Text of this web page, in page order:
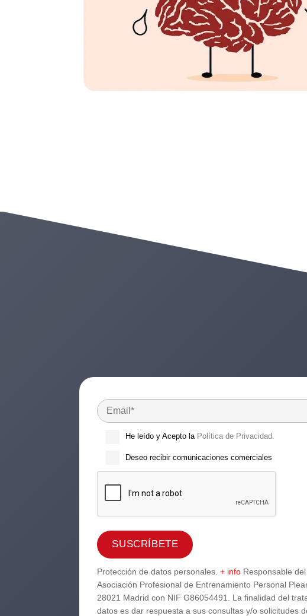
He leído y Acepto la Política de Privacidad.
Deseo recibir comunicaciones comerciales
Protección de datos personales.+ info Responsable
Asociación Profesional de Entrenamiento Personal
28021 Madrid con NIF G86054491. La finalidad del
datos es dar respuesta a sus consultas y/o solicitudes